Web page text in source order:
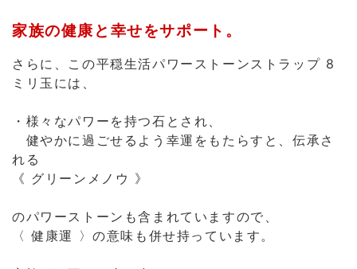
・様々なパワーを持つ石とされ、
れる
《 グリーンメノウ 》
のパワーストーンも含まれていますので、
〈 健康運 〉の意味も併せ持っています。
家族がお互いを支え合って